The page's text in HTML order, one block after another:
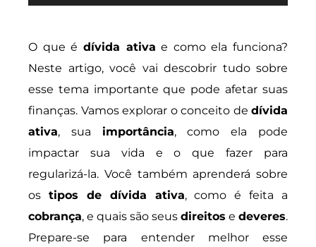
de
O que é dívida ativa e como ela funciona?
Neste artigo, você vai descobrir tudo sobre
esse tema importante que pode afetar suas
finanças. Vamos explorar o conceito de dívida
ativa, sua importância, como ela pode
impactar sua vida e o que fazer para
regularizá-la. Você também aprenderá sobre
os tipos de dívida ativa, como é feita a
cobrança, e quais são seus direitos e deveres.
Prepare-se para entender melhor esse